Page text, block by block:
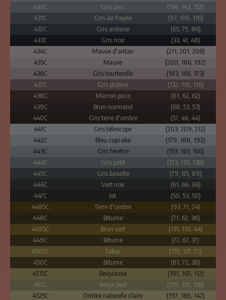
430C
Gris zinc
(134, 143, 152)
431C
Gris de Payne
(97, 106, 116)
432C
Gris ardoise
(65, 75, 86)
433C
Gris noir
(33, 41, 48)
434C
Mauve d'antan
(211, 201, 206)
435C
Mauve
(200, 186, 192)
436C
Gris tourterelle
(183, 166, 173)
437C
Gris platine
(132, 110, 116)
438C
Marron puce
(81, 62, 62)
439C
Brun normand
(68, 53, 53)
440C
Gris terre d'ombre
(57, 46, 44)
441C
Gris télescope
(203, 209, 212)
442C
Bleu cupcake
(179, 188, 192)
443C
Gris fenêtre
(153, 163, 166)
444C
Gris petit
(123, 133, 138)
445C
Gris basalte
(79, 85, 89)
446C
Vert noir
(61, 66, 66)
447C
Jet
(50, 53, 50)
4485C
Terre d'ombre
(93, 71, 24)
448C
Bitume
(71, 62, 38)
4495C
Brun vert
(131, 110, 44)
449C
Bitume
(77, 67, 37)
4505C
Tabac
(155, 137, 72)
450C
Bitume
(81, 72, 38)
4515C
Beigeasse
(181, 165, 112)
451C
Beige peul
(159, 155, 116)
4525C
Ombre naturelle claire
(197, 186, 142)